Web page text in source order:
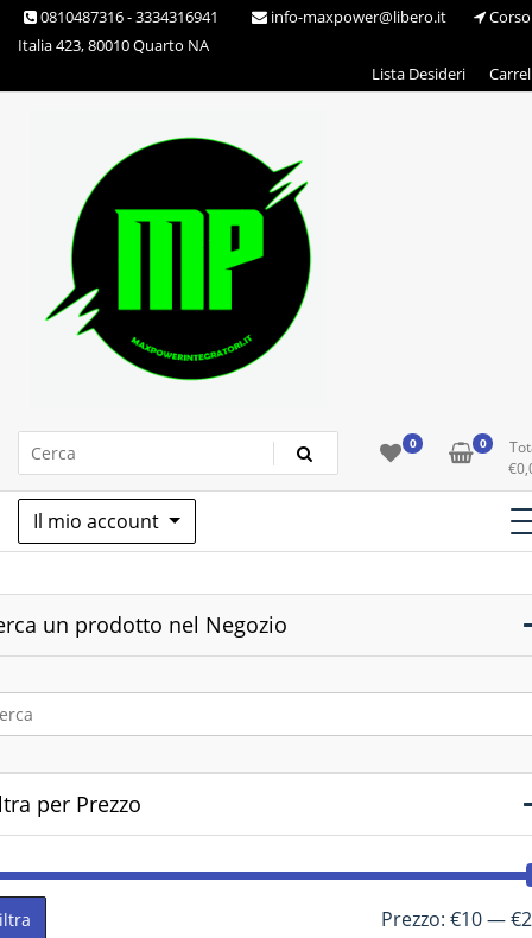
Skip 0810487316 - 3334316941 info-maxpower@libero.it
Corso
Italia 423, 80010 Quarto NA
Lista Desideri
Max Power Integratori 0 0
€
Il mio account
un prodotto nel Negozio
per Prezzo
Prezzo: €10—